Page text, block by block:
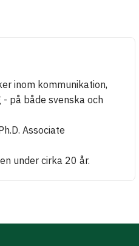
inom kommunikation,
på både svenska och
Associate
under cirka 20 år.